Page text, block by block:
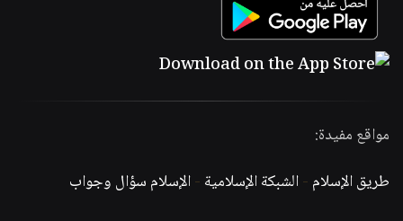
مواقع مفيدة:
طريق الإسلام -الشبكة الإسلامية -الإسلام سؤال وجواب